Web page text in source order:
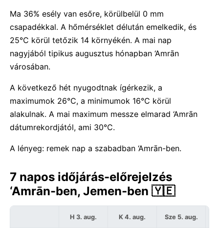
Ma 36% esély van esőre, körülbelül 0 mm
csapadékkal. A hőmérséklet délután emelkedik, és
25°C körül tetőzik 14 környékén. A mai nap
nagyjából tipikus augusztus hónapban ‘Amrān
városában.
A következő hét nyugodtnak ígérkezik, a
maximumok 26°C, a minimumok 16°C körül
alakulnak. A mai maximum messze elmarad ‘Amrān
dátumrekordjától, ami 30°C.
A lényeg: remek nap a szabadban ‘Amrān-ben.
7 napos időjárás-előrejelzés
‘Amrān-ben, Jemen-ben 🇾🇪
H 3. aug. K 4. aug. Sze 5. aug.